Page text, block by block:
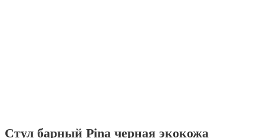
Стул барный Pina черная экокожа